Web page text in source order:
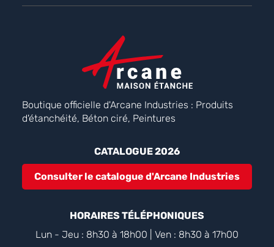
Boutique officielle d'Arcane Industries : Produits
d'étanchéité, Béton ciré, Peintures
CATALOGUE 2026
Consulter le catalogue d'Arcane Industries
HORAIRES TÉLÉPHONIQUES
Lun - Jeu : 8h30 à 18h00 | Ven : 8h30 à 17h00